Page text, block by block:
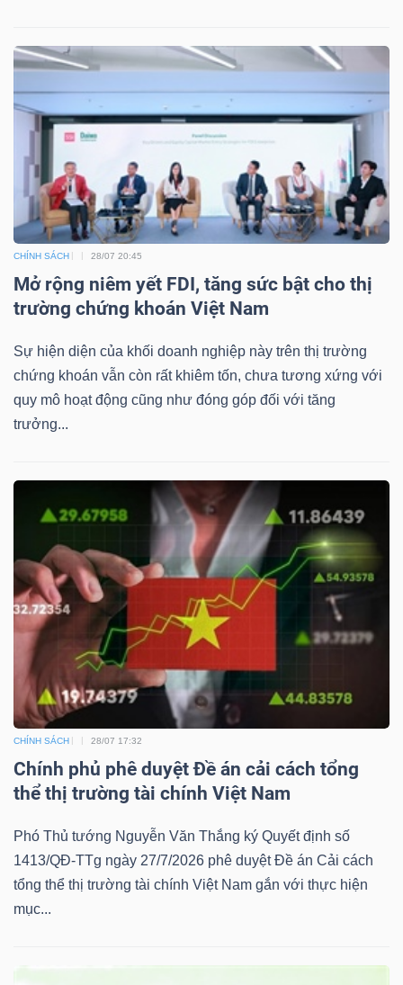
CHÍNH SÁCH 28/07 20:45
Mở rộng niêm yết FDI, tăng sức bật cho thị
trường chứng khoán Việt Nam
Sự hiện diện của khối doanh nghiệp này trên thị trường
chứng khoán vẫn còn rất khiêm tốn, chưa tương xứng với
quy mô hoạt động cũng như đóng góp đối với tăng
trưởng...
CHÍNH SÁCH 28/07 17:32
Chính phủ phê duyệt Đề án cải cách tổng
thể thị trường tài chính Việt Nam
Phó Thủ tướng Nguyễn Văn Thắng ký Quyết định số
1413/QĐ-TTg ngày 27/7/2026 phê duyệt Đề án Cải cách
tổng thể thị trường tài chính Việt Nam gắn với thực hiện
mục...